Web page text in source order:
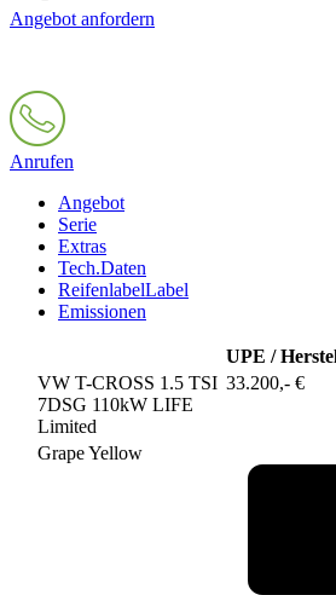
Angebot anfordern
Anrufen
Angebot
Serie
Extras
Tech.Daten
ReifenlabelLabel
Emissionen
UPE /
VW T-CROSS 1.5 TSI
7DSG 110kW LIFE
Limited
33.200,- €
Grape Yellow